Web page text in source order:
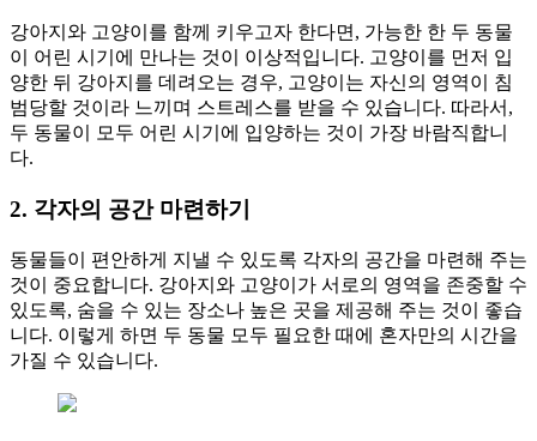
강아지와 고양이를 함께 키우고자 한다면, 가능한 한 두 동물
이 어린 시기에 만나는 것이 이상적입니다. 고양이를 먼저 입
양한 뒤 강아지를 데려오는 경우, 고양이는 자신의 영역이 침
범당할 것이라 느끼며 스트레스를 받을 수 있습니다. 따라서,
두 동물이 모두 어린 시기에 입양하는 것이 가장 바람직합니
다.
2. 각자의 공간 마련하기
동물들이 편안하게 지낼 수 있도록 각자의 공간을 마련해 주는
것이 중요합니다. 강아지와 고양이가 서로의 영역을 존중할 수
있도록, 숨을 수 있는 장소나 높은 곳을 제공해 주는 것이 좋습
니다. 이렇게 하면 두 동물 모두 필요한 때에 혼자만의 시간을
가질 수 있습니다.